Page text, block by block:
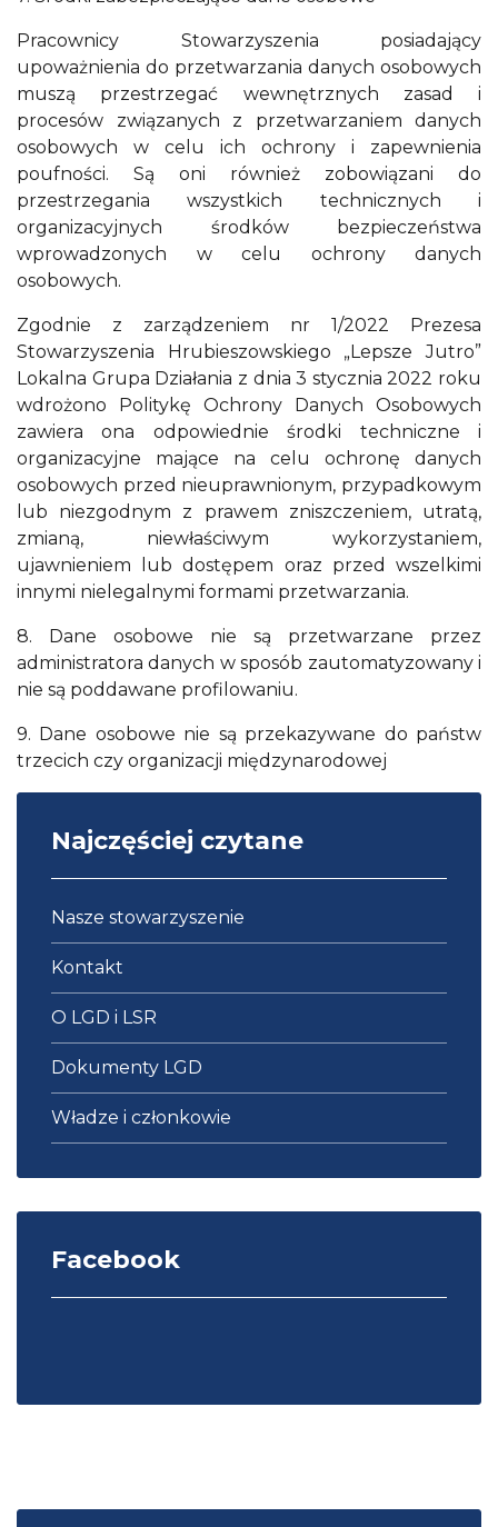
Pracownicy Stowarzyszenia posiadający
upoważnienia do przetwarzania danych osobowych
muszą przestrzegać wewnętrznych zasad i
procesów związanych z przetwarzaniem danych
osobowych w celu ich ochrony i zapewnienia
poufności. Są oni również zobowiązani do
przestrzegania wszystkich technicznych i
organizacyjnych środków bezpieczeństwa
wprowadzonych w celu ochrony danych
osobowych.
Zgodnie z zarządzeniem nr 1/2022 Prezesa
Stowarzyszenia Hrubieszowskiego „Lepsze Jutro”
Lokalna Grupa Działania z dnia 3 stycznia 2022 roku
wdrożono Politykę Ochrony Danych Osobowych
zawiera ona odpowiednie środki techniczne i
organizacyjne mające na celu ochronę danych
osobowych przed nieuprawnionym, przypadkowym
lub niezgodnym z prawem zniszczeniem, utratą,
zmianą, niewłaściwym wykorzystaniem,
ujawnieniem lub dostępem oraz przed wszelkimi
innymi nielegalnymi formami przetwarzania.
8. Dane osobowe nie są przetwarzane przez
administratora danych w sposób zautomatyzowany i
nie są poddawane profilowaniu.
9. Dane osobowe nie są przekazywane do państw
trzecich czy organizacji międzynarodowej
Najczęściej czytane
Nasze stowarzyszenie
Kontakt
O LGD i LSR
Dokumenty LGD
Władze i członkowie
Facebook